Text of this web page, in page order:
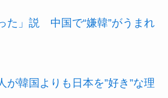
た」説 中国で“嫌韓”がうまれ
が韓国よりも日本を”好き”な理